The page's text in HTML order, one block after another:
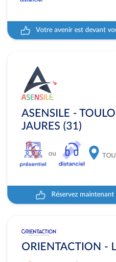
Votre avenir est devant
ASENSILE -
JAURES (31)
ou
Réservez
ORIENTACTION -